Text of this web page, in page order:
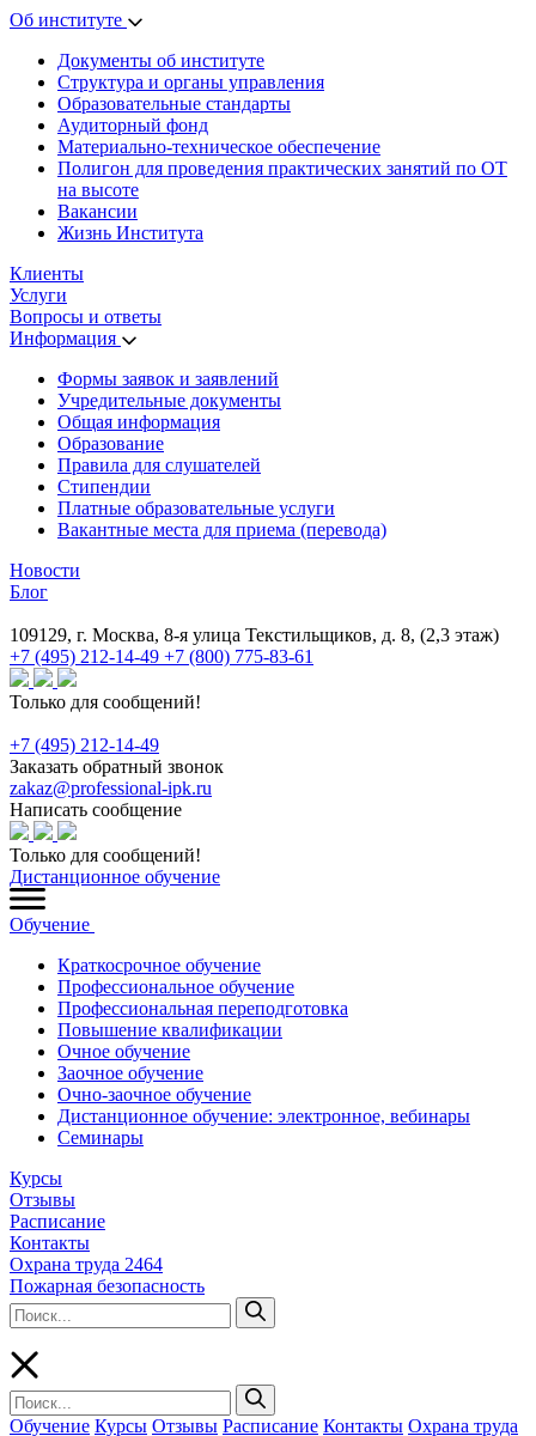
Об институте
Документы об институте
Структура и органы управления
Образовательные стандарты
Аудиторный фонд
Материально-техническое обеспечение
Полигон для проведения практических занятий по ОТ
на высоте
Вакансии
Жизнь Института
Клиенты
Услуги
Вопросы и ответы
Информация
Формы заявок и заявлений
Учредительные документы
Общая информация
Образование
Правила для слушателей
Стипендии
Платные образовательные услуги
Вакантные места для приема (перевода)
Новости
Блог
109129, г. Москва, 8-я улица Текстильщиков, д. 8, (2,3 этаж)
+7 (495) 212-14-49 +7 (800) 775-83-61
Только для сообщений!
+7 (495) 212-14-49
Заказать обратный звонок
zakaz@professional-ipk.ru
Написать сообщение
Только для сообщений!
Дистанционное обучение
Обучение
Краткосрочное обучение
Профессиональное обучение
Профессиональная переподготовка
Повышение квалификации
Очное обучение
Заочное обучение
Очно-заочное обучение
Дистанционное обучение: электронное, вебинары
Семинары
Курсы
Отзывы
Расписание
Контакты
Охрана труда 2464
Пожарная безопасность
Обучение Курсы Отзывы Расписание Контакты Охрана труда